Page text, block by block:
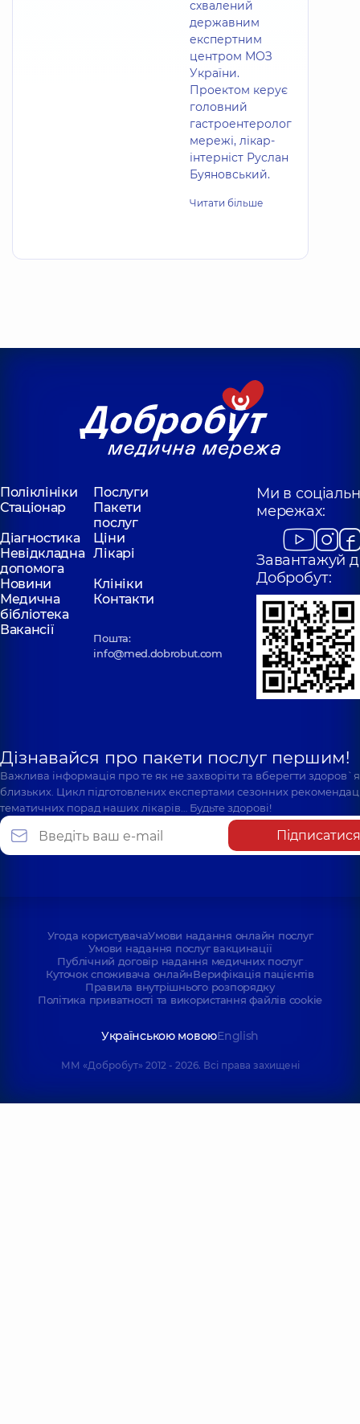
схвалений
державним
експертним
центром МОЗ
України.
Проектом керує
головний
гастроентеролог
мережі, лікар-
інтерніст Руслан
Буяновський.
Читати більше
Поліклініки
Послуги
Стаціонар
Пакети
послуг
Діагностика
Ціни
Невідкладна
допомога
Лікарі
Новини
Клініки
Медична
бібліотека
Контакти
Вакансії
Пошта:
info@med.dobrobut.com
Ми в
мережах:
Завантажуй
Добробут:
Дізнавайся про пакети послуг першим!
Важлива інформація про те як не захворіти та вберегти
близьких. Цикл підготовлених експертами сезонних
тематичних порад наших лікарів… Будьте здорові!
Підписатися
Угода користувачаУмови надання онлайн послуг
Умови надання послуг вакцинації
Публічний договір надання медичних послуг
Куточок споживача онлайнВерифікація пацієнтів
Правила внутрішнього розпорядку
Політика приватності та використання файлів cookie
Українською мовоюEnglish
ММ «Добробут» 2012 - 2026. Всі права захищені